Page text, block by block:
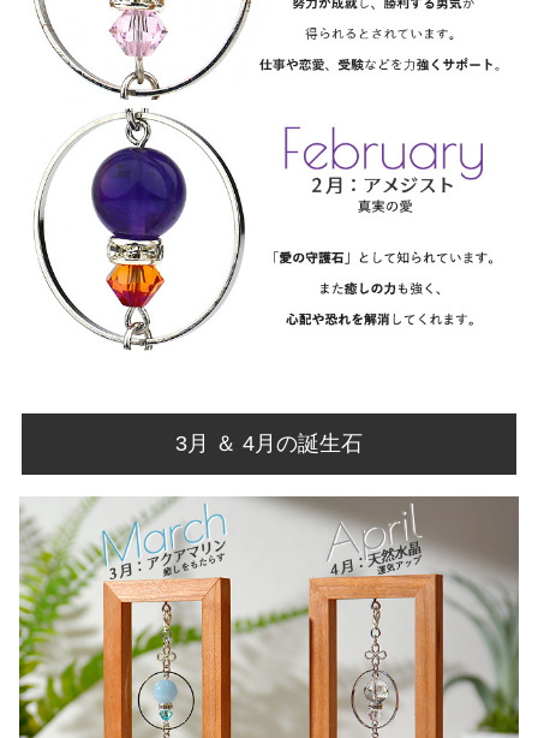
3月 ＆ 4月の誕生石